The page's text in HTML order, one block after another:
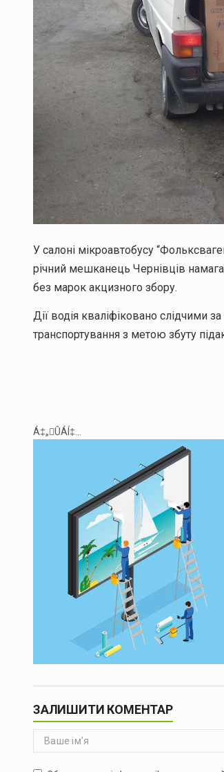
У салоні мікроавтобусу
річний мешканець Чернівців
без марок акцизного збору.
Дії водія кваліфіковано слідчими
транспортування з метою збуту
Á‡„ÛÁÍ‡...
ЗАЛИШИТИ КОМЕНТАР